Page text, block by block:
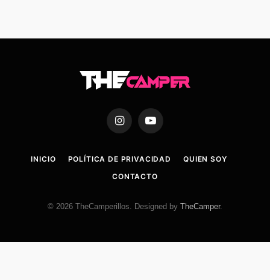
InstagramYouTube
INICIO POLÍTICA DE PRIVACIDAD
QUIEN SOY
CONTACTO
© 2026 TheCamperillos. Designed by TheCamper.